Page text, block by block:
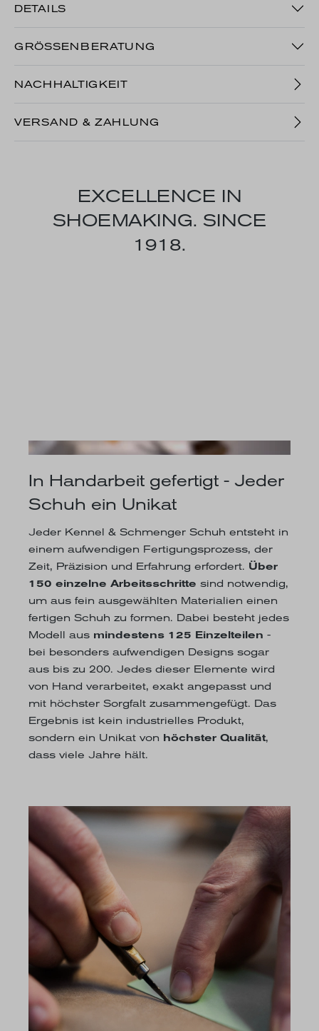
DETAILS
GRÖSSENBERATUNG
NACHHALTIGKEIT
VERSAND & ZAHLUNG
EXCELLENCE IN
SHOEMAKING. SINCE
1918.
In Handarbeit gefertigt - Jeder
Schuh ein Unikat
Jeder Kennel & Schmenger Schuh entsteht in
einem aufwendigen Fertigungsprozess, der
Zeit, Präzision und Erfahrung erfordert. Über
150 einzelne Arbeitsschritte sind notwendig,
um aus fein ausgewählten Materialien einen
fertigen Schuh zu formen. Dabei besteht jedes
Modell aus mindestens 125 Einzelteilen -
bei besonders aufwendigen Designs sogar
aus bis zu 200. Jedes dieser Elemente wird
von Hand verarbeitet, exakt angepasst und
mit höchster Sorgfalt zusammengefügt. Das
Ergebnis ist kein industrielles Produkt,
sondern ein Unikat von höchster Qualität,
dass viele Jahre hält.